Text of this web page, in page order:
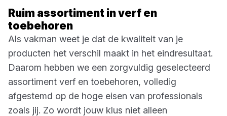
Ruim assortiment in verf en
toebehoren
Als vakman weet je dat de kwaliteit van je
producten het verschil maakt in het eindresultaat.
Daarom hebben we een zorgvuldig geselecteerd
assortiment verf en toebehoren, volledig
afgestemd op de hoge eisen van professionals
zoals jij. Zo wordt jouw klus niet alleen